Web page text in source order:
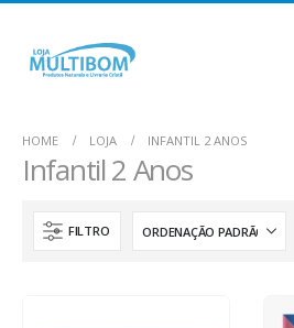
HOME LOJA INFANTIL 2 ANOS
Infantil 2 Anos
FILTRO